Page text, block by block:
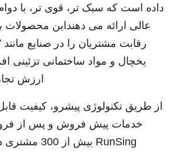
داده است که سبک تر، قوی تر، با
عالی ارائه می دهنداین محصولات
یخچال و مواد ساختمانی تزئینی
ارزش
از طریق تکنولوژی پیشرو، کیفیت
خدمات پیش فروش و پس از